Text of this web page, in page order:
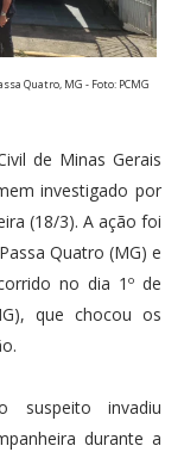
Quatro, MG - Foto: PCMG
de Minas Gerais
investigado por
(18/3). A ação foi
Quatro (MG) e
no dia 1º de
que chocou os
suspeito invadiu
durante a